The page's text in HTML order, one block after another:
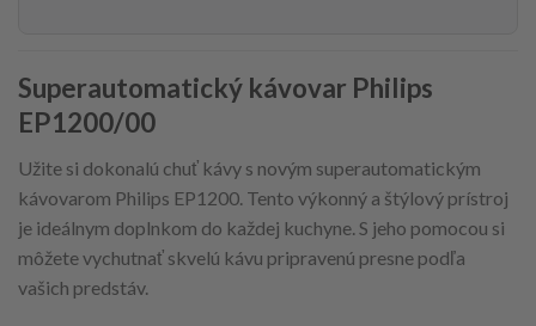
Superautomatický kávovar Philips
EP1200/00
Užite si dokonalú chuť kávy s novým superautomatickým
kávovarom Philips EP1200. Tento výkonný a štýlový prístroj
je ideálnym doplnkom do každej kuchyne. S jeho pomocou si
môžete vychutnať skvelú kávu pripravenú presne podľa
vašich predstáv.